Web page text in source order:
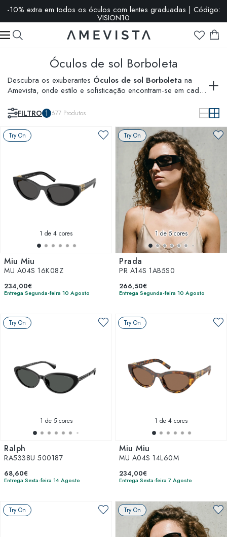
-10% extra em todos os óculos com lentes graduadas | Código:
VISION10
Óculos de sol Borboleta
Descubra os exuberantes Óculos de sol Borboleta na
Amevista, onde estilo e sofisticação encontram-se em cada
perfeitos para quem busca um toque de charme e
originalidade. Combine-os com nossos
FILTRO 1 677 Produtos
Try On
1 de 4 cores
Miu Miu
MU A04S 16K08Z
234,00€
Entrega Segunda-feira 10 Agosto
Try On
1de 5 cores
Prada
PR A14S 1AB5S0
266,50€
Entrega Segunda-feira 10 Agosto
Try On
1 de 5 cores
Ralph
RA5338U 500187
68,60€
Entrega Sexta-feira 14 Agosto
Try On
1 de 4 cores
Miu Miu
MU A04S 14L60M
234,00€
Entrega Sexta-feira 7 Agosto
Try On Try On